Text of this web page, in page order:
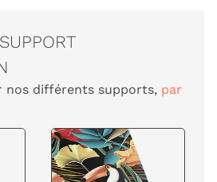
nos différents supports, par